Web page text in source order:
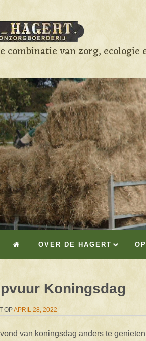
combinatie van zorg,
OVER DE HAGERT
Koningsdag
OPAPRIL 28, 2022
van koningsdag anders te